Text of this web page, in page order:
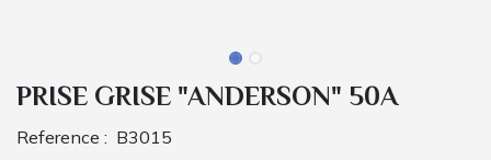
PRISE GRISE "ANDERSON" 50A
Reference : B3015